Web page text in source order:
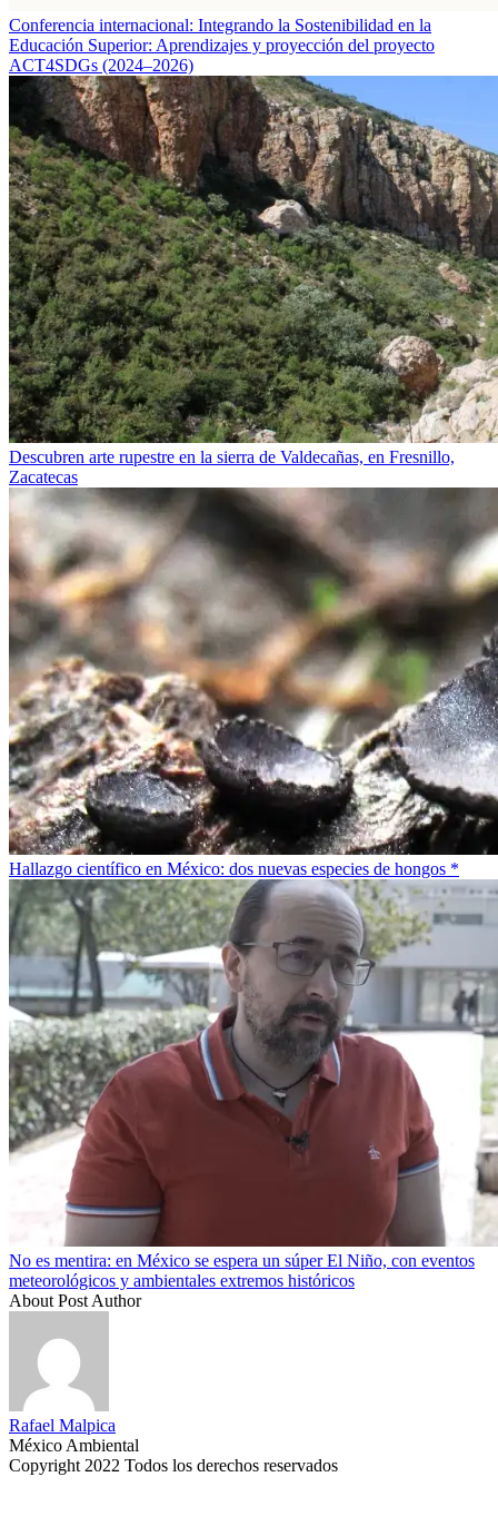
Conferencia internacional: Integrando la Sostenibilidad en la
Educación Superior: Aprendizajes y proyección del proyecto
ACT4SDGs (2024–2026)
Descubren arte rupestre en la sierra de Valdecañas, en Fresnillo,
Zacatecas
Hallazgo científico en México: dos nuevas especies de hongos *
No es mentira: en México se espera un súper El Niño, con eventos
meteorológicos y ambientales extremos históricos
About Post Author
Rafael Malpica
México Ambiental
Copyright 2022 Todos los derechos reservados